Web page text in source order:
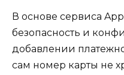
В основе сервиса
безопасность и
добавлении
сам номер карты не